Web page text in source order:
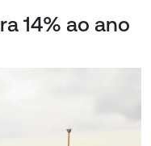
14% ao ano